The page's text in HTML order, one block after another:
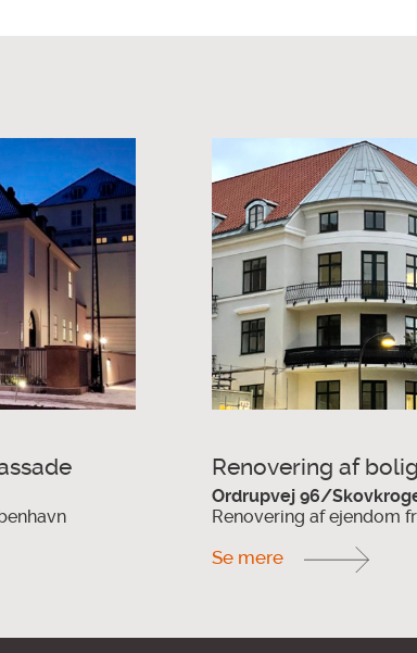
Renovering af
Ordrupvej 96/
Renovering af ejendom
Se mere